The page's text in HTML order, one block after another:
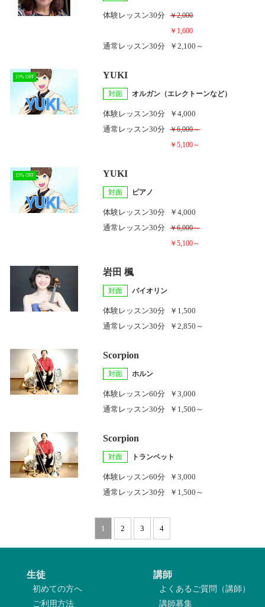
体験レッスン30分
￥2,000
￥1,600
通常レッスン30分 ￥2,100～
15% OFF YUKI
対面 オルガン（エレクトーンなど）
体験レッスン30分
￥4,000
通常レッスン30分
￥6,000～
￥5,100～
15% OFF YUKI
対面 ピアノ
体験レッスン30分
￥4,000
通常レッスン30分
￥6,000～
￥5,100～
岩田 楓
対面 バイオリン
体験レッスン30分
￥1,500
通常レッスン30分 ￥2,850～
Scorpion
対面 ホルン
体験レッスン60分
￥3,000
通常レッスン30分 ￥1,500～
Scorpion
対面 トランペット
体験レッスン60分
￥3,000
通常レッスン30分 ￥1,500～
1 2 3 4
生徒
初めての方へ
ご利用方法
講師
よくあるご質問（講師）
講師募集